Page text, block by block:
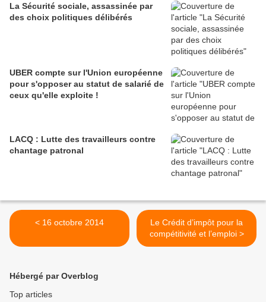
La Sécurité sociale, assassinée par
des choix politiques délibérés
UBER compte sur l'Union européenne
pour s'opposer au statut de salarié de
ceux qu'elle exploite !
LACQ : Lutte des travailleurs contre
chantage patronal
< 16 octobre 2014
Le Crédit d’impôt pour la
compétitivité et l’emploi >
Hébergé par Overblog
Top articles